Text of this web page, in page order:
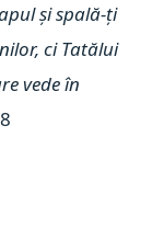
și spală-ți
ci Tatălui
vede în